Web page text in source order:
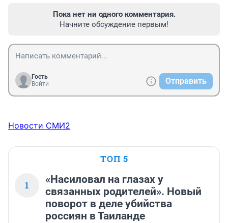
Пока нет ни одного комментария.
Начните обсуждение первым!
Гость
Войти
Отправить
Новости СМИ2
ТОП 5
1
«Насиловал на глазах у
связанных родителей». Новый
поворот в деле убийства
россиян в Таиланде